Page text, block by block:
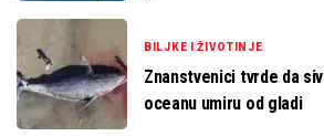
BILJKE I ŽIVOTINJE
Znanstvenici tvrde da
oceanu umiru od gladi